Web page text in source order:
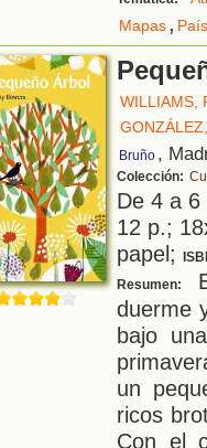
Mapas,
WILLIAMS,
Bruño ,
Colección:
De 4 a
12 p.;
papel;
Resumen:
duerme
bajo
un
ricos
Con el